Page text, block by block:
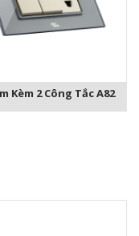
Kèm 2 Công Tắc A82